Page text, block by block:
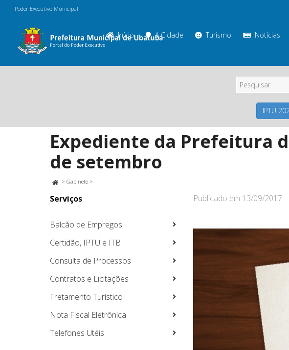
Poder Executivo Municipal
Início A Cidade Turismo Notícias
IPTU
Expediente da Prefeitura
de setembro
> Gabinete >
Publicado em 13/09/2017
Serviços
Balcão de Empregos
Certidão, IPTU e ITBI
Consulta de Processos
Contratos e Licitações
Fretamento Turístico
Nota Fiscal Eletrônica
Telefones Utéis